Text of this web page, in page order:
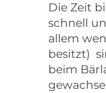
Die Zeit
schnell
allem
besitzt)
beim